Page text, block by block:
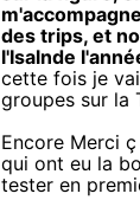
des trips, et
l'Isalnde
cette fois je
groupes sur la
Encore Merci
qui ont eu la
tester en